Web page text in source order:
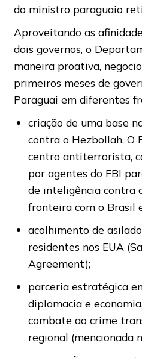
do ministro paraguaio
Aproveitando as
dois governos, o
maneira proativa,
primeiros meses de
Paraguai em diferentes
criação de uma base
contra o Hezbollah. O
centro antiterrorista,
por agentes do FBI
de inteligência contra
fronteira com o Brasil
acolhimento de
residentes nos EUA
Agreement);
parceria estratégica
diplomacia e
combate ao crime
regional (mencionada